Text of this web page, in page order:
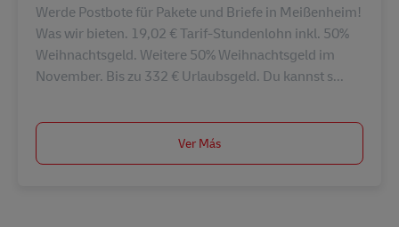
Werde Postbote für Pakete und Briefe in Meißenheim!
Was wir bieten. 19,02 € Tarif-Stundenlohn inkl. 50%
Weihnachtsgeld. Weitere 50% Weihnachtsgeld im
November. Bis zu 332 € Urlaubsgeld. Du kannst s...
Ver Más